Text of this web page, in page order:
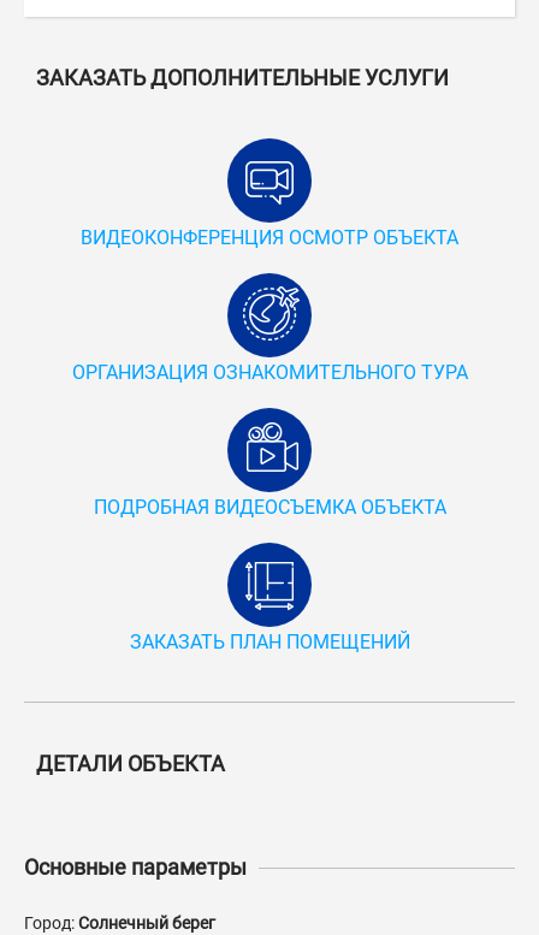
ЗАКАЗАТЬ ДОПОЛНИТЕЛЬНЫЕ УСЛУГИ
ВИДЕОКОНФЕРЕНЦИЯ ОСМОТР ОБЪЕКТА
ОРГАНИЗАЦИЯ ОЗНАКОМИТЕЛЬНОГО ТУРА
ПОДРОБНАЯ ВИДЕОСЪЕМКА ОБЪЕКТА
ЗАКАЗАТЬ ПЛАН ПОМЕЩЕНИЙ
ДЕТАЛИ ОБЪЕКТА
Основные параметры
Город:Солнечный берег